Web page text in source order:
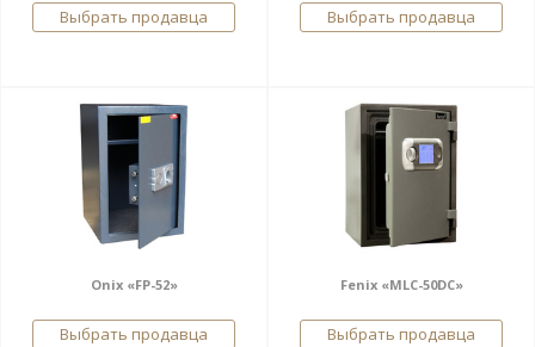
Выбрать продавца Выбрать продавца
Onix «FP-52»
Выбрать продавца
Fenix «MLC-50DС»
Выбрать продавца